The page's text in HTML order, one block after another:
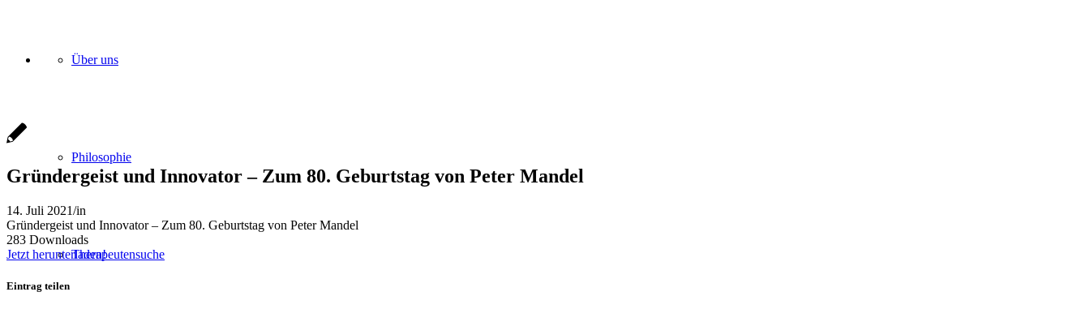
Über uns
Philosophie
Therapeutensuche
Gründergeist und Innovator – Zum 80. Geburtstag von Peter Mandel
14. Juli 2021/in
Gründergeist und Innovator – Zum 80. Geburtstag von Peter Mandel
283 Downloads
Jetzt herunterladen!
Eintrag teilen